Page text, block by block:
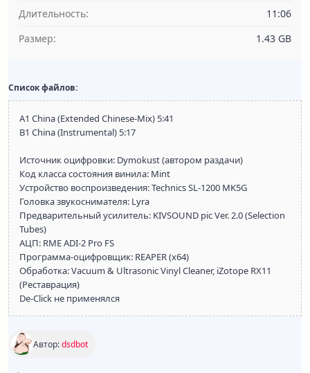
Длительность:
11:06
Размер:
1.43 GB
Список файлов:
A1 China (Extended Chinese-Mix) 5:41
B1 China (Instrumental) 5:17
Источник оцифровки: Dymokust (автором раздачи)
Код класса состояния винила: Mint
Устройство воспроизведения: Technics SL-1200 MK5G
Головка звукоснимателя: Lyra
Предварительный усилитель: KIVSOUND pic Ver. 2.0 (Selection
Tubes)
АЦП: RME ADI-2 Pro FS
Программа-оцифровщик: REAPER (x64)
Обработка: Vacuum & Ultrasonic Vinyl Cleaner, iZotope RX11
(Реставрация)
De-Click не применялся
Автор:dsdbot